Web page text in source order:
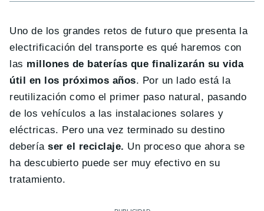
Uno de los grandes retos de futuro que presenta la
electrificación del transporte es qué haremos con
las millones de baterías que finalizarán su vida
útil en los próximos años. Por un lado está la
reutilización como el primer paso natural, pasando
de los vehículos a las instalaciones solares y
eléctricas. Pero una vez terminado su destino
deberíaser el reciclaje. Un proceso que ahora se
ha descubierto puede ser muy efectivo en su
tratamiento.